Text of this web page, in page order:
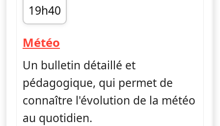
19h40
fin 19h45
Météo
Un bulletin détaillé et
pédagogique, qui permet de
connaître l'évolution de la météo
au quotidien.